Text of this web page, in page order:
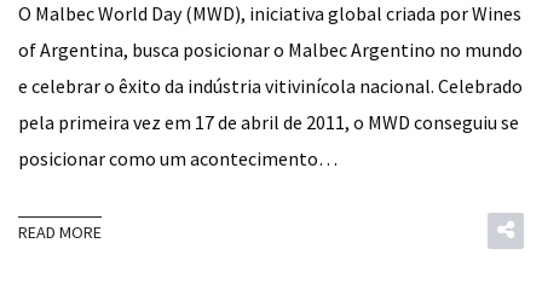
O Malbec World Day (MWD), iniciativa global criada por Wines
of Argentina, busca posicionar o Malbec Argentino no mundo
e celebrar o êxito da indústria vitivinícola nacional. Celebrado
pela primeira vez em 17 de abril de 2011, o MWD conseguiu se
posicionar como um acontecimento…
READ MORE